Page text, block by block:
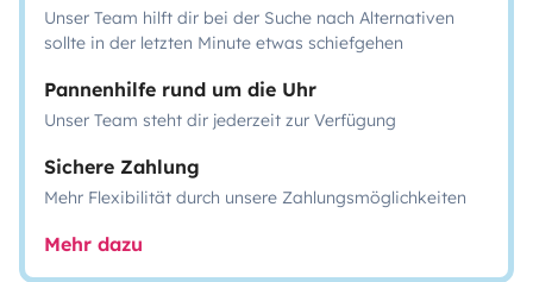
Unser Team hilft dir bei der Suche nach Alternativen
sollte in der letzten Minute etwas schiefgehen
Pannenhilfe rund um die Uhr
Unser Team steht dir jederzeit zur Verfügung
Sichere Zahlung
Mehr Flexibilität durch unsere Zahlungsmöglichkeiten
Mehr dazu